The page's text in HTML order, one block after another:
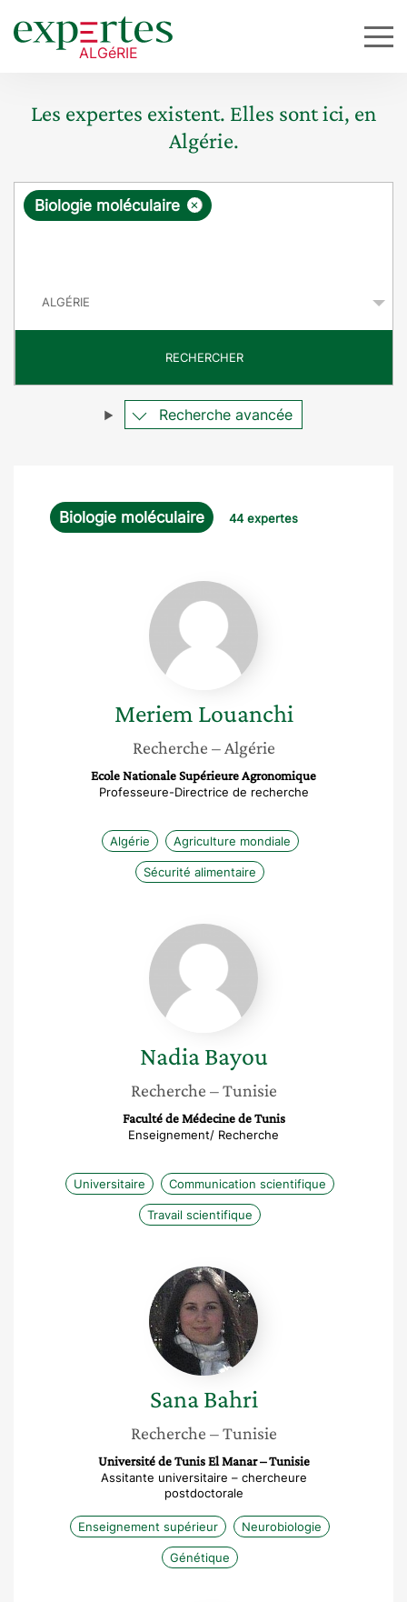
Les expertes existent. Elles sont ici, en
Algérie.
R
ê
e
×
Biologie moléculaire
RECHERCHER
Recherche avancée
Biologie moléculaire 44 expertes
Meriem
Louanchi
Meriem Louanchi
Recherche – Algérie
Ecole Nationale Supérieure Agronomique
Professeure-Directrice de recherche
Algérie Agriculture mondiale
Sécurité alimentaire
Nadia
Bayou
Nadia Bayou
Recherche – Tunisie
Faculté de Médecine de Tunis
Enseignement/ Recherche
Universitaire Communication scientifique
Travail scientifique
Sana
Bahri
Sana Bahri
Recherche – Tunisie
Université de Tunis El Manar – Tunisie
Assitante universitaire – chercheure
postdoctorale
Enseignement supérieur Neurobiologie
Génétique